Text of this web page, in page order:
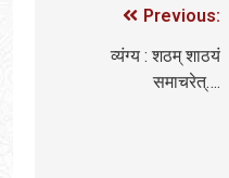
Previous:
व्यंग्य : शठम् शाठयं
समाचरेत्….